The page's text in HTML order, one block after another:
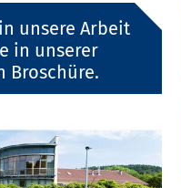
unsere Arbeit
in unserer
Broschüre.